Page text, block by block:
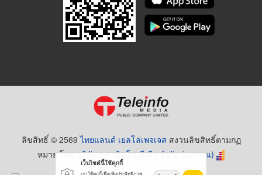
ลิขสิทธิ์ © 2569ไทยแลนด์ เยลโล่เพจเจส สงวนลิขสิทธิ์ตามกฏ
หมาย โดยบริษัท เทเลอินโฟ มีเดีย จำกัด (มหาชน)
เว็บไซต์นี้ใช้คุกกี้
เราใช้คุกกี้เพื่อเพิ่มประสิทธิภาพ